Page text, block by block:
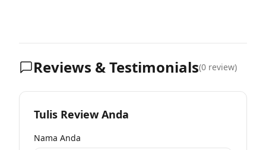
Reviews & Testimonials(0 review)
Tulis Review Anda
Nama Anda